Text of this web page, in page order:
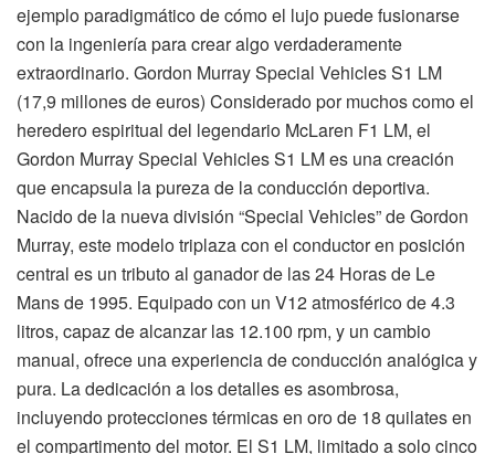
ejemplo paradigmático de cómo el lujo puede fusionarse
con la ingeniería para crear algo verdaderamente
extraordinario. Gordon Murray Special Vehicles S1 LM
(17,9 millones de euros) Considerado por muchos como el
heredero espiritual del legendario McLaren F1 LM, el
Gordon Murray Special Vehicles S1 LM es una creación
que encapsula la pureza de la conducción deportiva.
Nacido de la nueva división “Special Vehicles” de Gordon
Murray, este modelo triplaza con el conductor en posición
central es un tributo al ganador de las 24 Horas de Le
Mans de 1995. Equipado con un V12 atmosférico de 4.3
litros, capaz de alcanzar las 12.100 rpm, y un cambio
manual, ofrece una experiencia de conducción analógica y
pura. La dedicación a los detalles es asombrosa,
incluyendo protecciones térmicas en oro de 18 quilates en
el compartimento del motor. El S1 LM, limitado a solo cinco